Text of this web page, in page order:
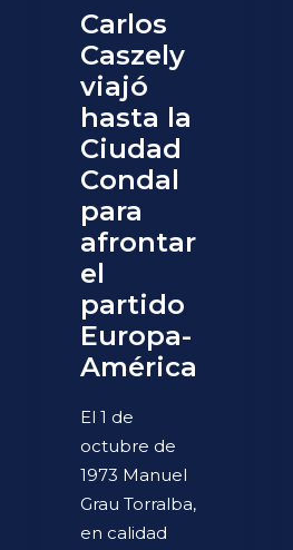
Carlos
Caszely
viajó
hasta la
Ciudad
Condal
para
afrontar
el
partido
Europa-
América
El 1 de
octubre de
1973 Manuel
Grau Torralba,
en calidad